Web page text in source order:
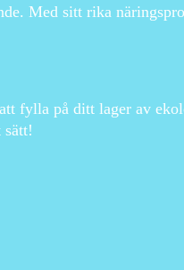
Med sitt rika
fylla på ditt lager av
sätt!